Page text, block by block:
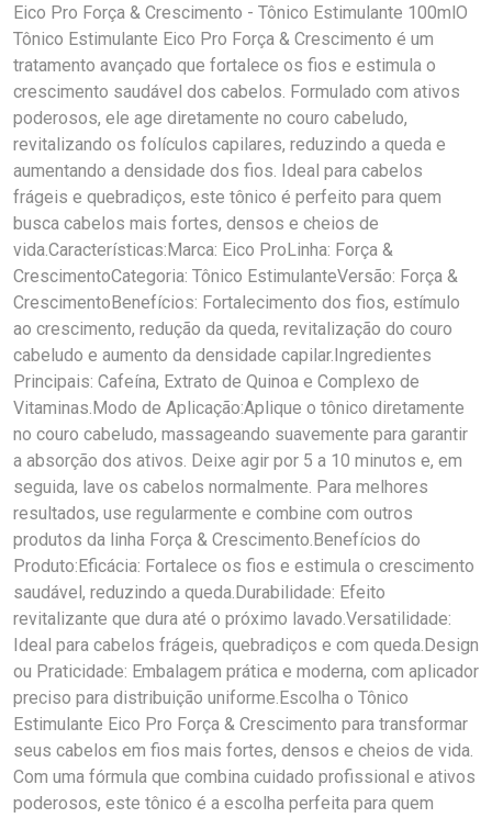
Eico Pro Força & Crescimento - Tônico Estimulante 100mlO
Tônico Estimulante Eico Pro Força & Crescimento é um
tratamento avançado que fortalece os fios e estimula o
crescimento saudável dos cabelos. Formulado com ativos
poderosos, ele age diretamente no couro cabeludo,
revitalizando os folículos capilares, reduzindo a queda e
aumentando a densidade dos fios. Ideal para cabelos
frágeis e quebradiços, este tônico é perfeito para quem
busca cabelos mais fortes, densos e cheios de
vida.Características:Marca: Eico ProLinha: Força &
CrescimentoCategoria: Tônico EstimulanteVersão: Força &
CrescimentoBenefícios: Fortalecimento dos fios, estímulo
ao crescimento, redução da queda, revitalização do couro
cabeludo e aumento da densidade capilar.Ingredientes
Principais: Cafeína, Extrato de Quinoa e Complexo de
Vitaminas.Modo de Aplicação:Aplique o tônico diretamente
no couro cabeludo, massageando suavemente para garantir
a absorção dos ativos. Deixe agir por 5 a 10 minutos e, em
seguida, lave os cabelos normalmente. Para melhores
resultados, use regularmente e combine com outros
produtos da linha Força & Crescimento.Benefícios do
Produto:Eficácia: Fortalece os fios e estimula o crescimento
saudável, reduzindo a queda.Durabilidade: Efeito
revitalizante que dura até o próximo lavado.Versatilidade:
Ideal para cabelos frágeis, quebradiços e com queda.Design
ou Praticidade: Embalagem prática e moderna, com aplicador
preciso para distribuição uniforme.Escolha o Tônico
Estimulante Eico Pro Força & Crescimento para transformar
seus cabelos em fios mais fortes, densos e cheios de vida.
Com uma fórmula que combina cuidado profissional e ativos
poderosos, este tônico é a escolha perfeita para quem